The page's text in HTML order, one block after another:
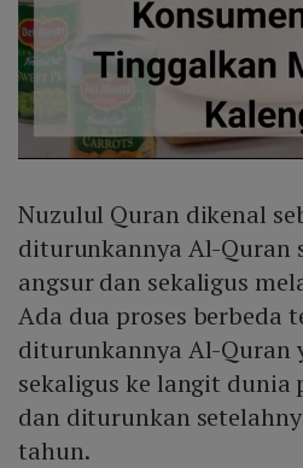
Nuzulul Quran dikenal
diturunkannya Al-Quran
angsur dan sekaligus
Ada dua proses berbeda
diturunkannya Al-Quran
sekaligus ke langit dunia
dan diturunkan
tahun.